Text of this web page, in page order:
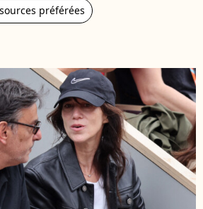
préférées